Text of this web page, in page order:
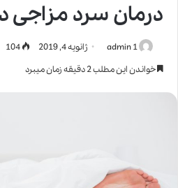
درمان سرد
admin 1 ژانویه 4, 2019
خواندن این مطلب 2 دقیقه زمان میبرد